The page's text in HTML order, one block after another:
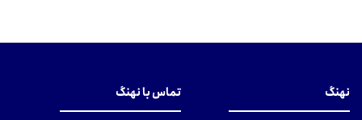
نهنگ تماس با نهنگ